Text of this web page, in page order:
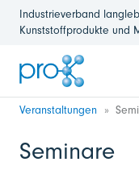
Industrieverband
Kunststoffprodukte und
Veranstaltungen
Seminare